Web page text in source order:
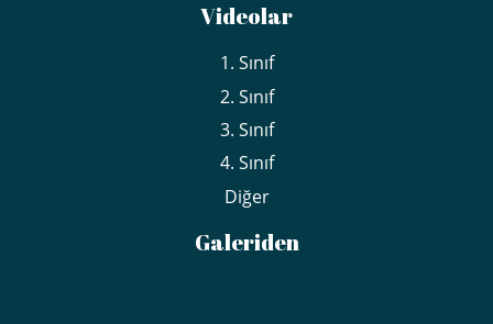
Videolar
1. Sınıf
2. Sınıf
3. Sınıf
4. Sınıf
Diğer
Galeriden